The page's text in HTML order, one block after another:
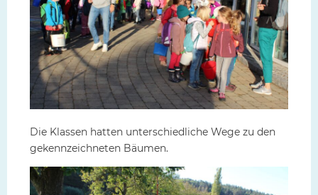
Die Klassen hatten unterschiedliche Wege zu den
gekennzeichneten Bäumen.